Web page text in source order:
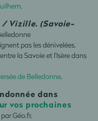
.
/ Vizille. (Savoie-
pas les dénivelées.
la Savoie et l'Isère dans
de Belledonne.
dans
vos prochaines
Géo.fr.